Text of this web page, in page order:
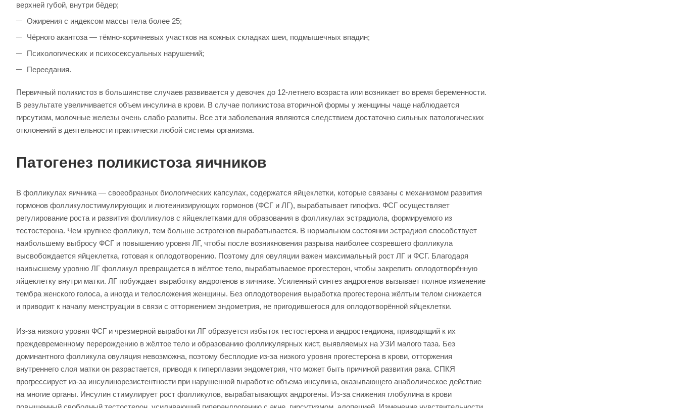
верхней губой, внутри бёдер;
Ожирения с индексом массы тела более 25;
Чёрного акантоза — тёмно-коричневых участков на кожных складках шеи, подмышечных впадин;
Психологических и психосексуальных нарушений;
Переедания.
Первичный поликистоз в большинстве случаев развивается у девочек до 12-летнего возраста или возникает во время беременности.
В результате увеличивается объем инсулина в крови. В случае поликистоза вторичной формы у женщины чаще наблюдается
гирсутизм, молочные железы очень слабо развиты. Все эти заболевания являются следствием достаточно сильных патологических
отклонений в деятельности практически любой системы организма.
Патогенез поликистоза яичников
В фолликулах яичника — своеобразных биологических капсулах, содержатся яйцеклетки, которые связаны с механизмом развития
гормонов фолликулостимулирующих и лютеинизирующих гормонов (ФСГ и ЛГ), вырабатывает гипофиз. ФСГ осуществляет
регулирование роста и развития фолликулов с яйцеклетками для образования в фолликулах эстрадиола, формируемого из
тестостерона. Чем крупнее фолликул, тем больше эстрогенов вырабатывается. В нормальном состоянии эстрадиол способствует
наибольшему выбросу ФСГ и повышению уровня ЛГ, чтобы после возникновения разрыва наиболее созревшего фолликула
высвобождается яйцеклетка, готовая к оплодотворению. Поэтому для овуляции важен максимальный рост ЛГ и ФСГ. Благодаря
наивысшему уровню ЛГ фолликул превращается в жёлтое тело, вырабатываемое прогестерон, чтобы закрепить оплодотворённую
яйцеклетку внутри матки. ЛГ побуждает выработку андрогенов в яичнике. Усиленный синтез андрогенов вызывает полное изменение
тембра женского голоса, а иногда и телосложения женщины. Без оплодотворения выработка прогестерона жёлтым телом снижается
и приводит к началу менструации в связи с отторжением эндометрия, не пригодившегося для оплодотворённой яйцеклетки.
Из-за низкого уровня ФСГ и чрезмерной выработки ЛГ образуется избыток тестостерона и андростендиона, приводящий к их
преждевременному перерождению в жёлтое тело и образованию фолликулярных кист, выявляемых на УЗИ малого таза. Без
доминантного фолликула овуляция невозможна, поэтому бесплодие из-за низкого уровня прогестерона в крови, отторжения
внутреннего слоя матки он разрастается, приводя к гиперплазии эндометрия, что может быть причиной развития рака. СПКЯ
прогрессирует из-за инсулинорезистентности при нарушенной выработке объема инсулина, оказывающего анаболическое действие
на многие органы. Инсулин стимулирует рост фолликулов, вырабатывающих андрогены. Из-за снижения глобулина в крови